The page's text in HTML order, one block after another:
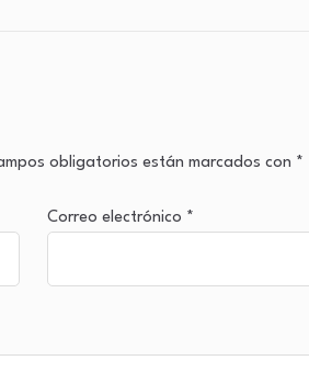
obligatorios están marcados con *
Correo electrónico *